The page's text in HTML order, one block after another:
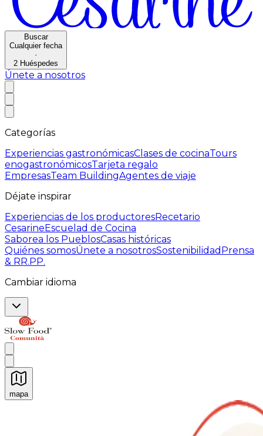
Buscar
Cualquier fecha
·
2 Huéspedes
Únete a nosotros
Categorías
Experiencias gastronómicasClases de cocinaTours
enogastronómicosTarjeta regalo
EmpresasTeam BuildingAgentes de viaje
Déjate inspirar
Experiencias de los productoresRecetario
CesarineEscuelad de Cocina
Saborea los PueblosCasas históricas
Quiénes somosÚnete a nosotrosSostenibilidad Prensa
& RR.PP.
Cambiar idioma
mapa
Experiencias culinarias inolvidables: Experiencias